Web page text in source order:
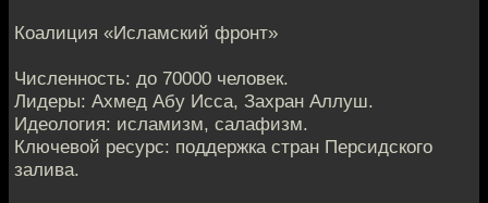
Коалиция «Исламский фронт»
Численность: до 70000 человек.
Лидеры: Ахмед Абу Исса, Захран Аллуш.
Идеология: исламизм, салафизм.
Ключевой ресурс: поддержка стран Персидского
залива.